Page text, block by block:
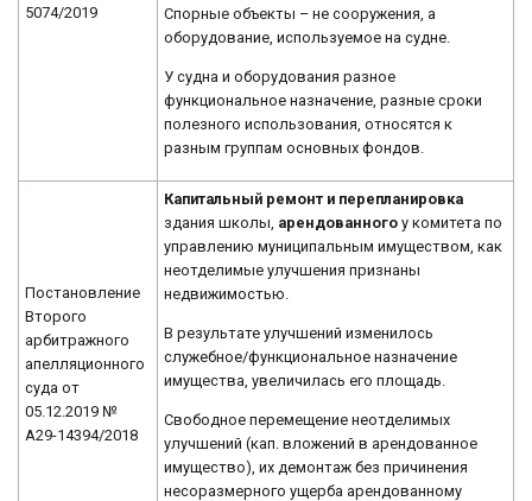
5074/2019
Спорные объекты – не сооружения, а
оборудование, используемое на судне.
У судна и оборудования разное
функциональное назначение, разные сроки
полезного использования, относятся к
разным группам основных фондов.
Постановление
Второго
арбитражного
апелляционного
суда от
05.12.2019 №
А29-14394/2018
Капитальный ремонт и перепланировка
здания школы, арендованного у комитета по
управлению муниципальным имуществом, как
неотделимые улучшения признаны
недвижимостью.
В результате улучшений изменилось
служебное/функциональное назначение
имущества, увеличилась его площадь.
Свободное перемещение неотделимых
улучшений (кап. вложений в арендованное
имущество), их демонтаж без причинения
несоразмерного ущерба арендованному